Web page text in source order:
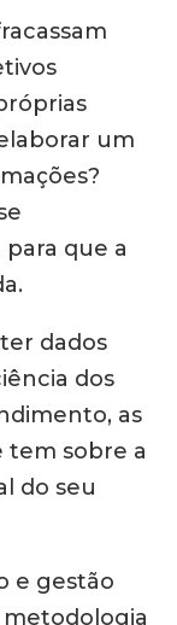
um
que a
dados
dos
as
sobre a
do seu
e gestão
metodologia